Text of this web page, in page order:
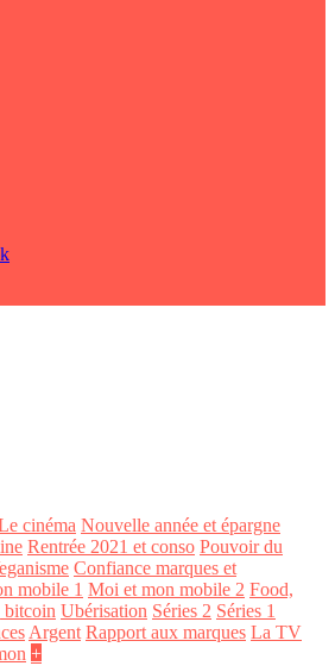
cinéma Nouvelle année et épargne
Rentrée 2021 et conso Pouvoir du
Confiance marques et
mobile 1 Moi et mon mobile 2 Food,
bitcoin Ubérisation Séries 2 Séries 1
Argent Rapport aux marques La TV
+